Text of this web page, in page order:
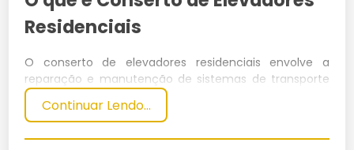
Residenciais
O conserto de elevadores residenciais envolve a
reparação e manutenção de sistemas de transporte
vertical em residências. Este serviço assegura a
segurança e eficiência do elevador, prolongando sua
Continuar Lendo...